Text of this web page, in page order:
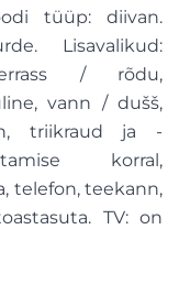
tüüp: diivan.
Lisavalikud:
/ rõdu,
vann / dušš,
triikraud ja -
korral,
telefon, teekann,
TV: on